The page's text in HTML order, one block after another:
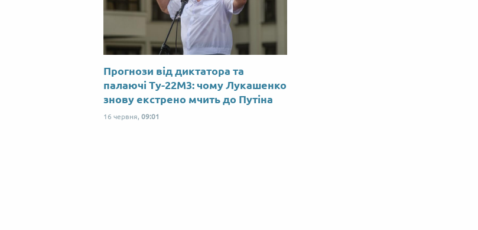
Прогнози від диктатора та
палаючі Ту-22М3: чому Лукашенко
знову екстрено мчить до Путіна
16 червня, 09:01